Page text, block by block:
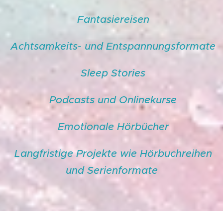
Fantasiereisen
Achtsamkeits- und Entspannungsformate
Sleep Stories
Podcasts und Onlinekurse
Emotionale Hörbücher
Langfristige Projekte wie Hörbuchreihen
und Serienformate